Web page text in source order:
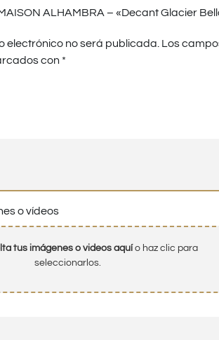
ALHAMBRA – «Decant Glacier
electrónico no será publicada. Los
con *
o vídeos
tus imágenes o videos aquío haz clic para
seleccionarlos.